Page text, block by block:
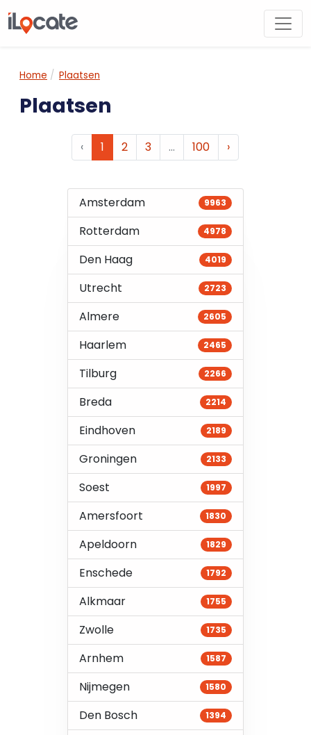
Home Plaatsen
Plaatsen
‹ 1 2 3 … 100 ›
Amsterdam 9963
Rotterdam 4978
Den Haag 4019
Utrecht 2723
Almere 2605
Haarlem 2465
Tilburg 2266
Breda 2214
Eindhoven 2189
Groningen 2133
Soest 1997
Amersfoort 1830
Apeldoorn 1829
Enschede 1792
Alkmaar 1755
Zwolle 1735
Arnhem 1587
Nijmegen 1580
Den Bosch 1394